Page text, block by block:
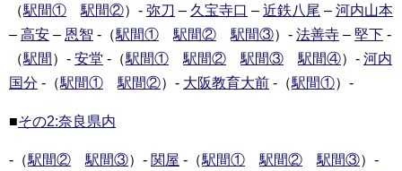
（駅間① 駅間②）- 弥刀 – 久宝寺口 – 近鉄八尾 – 河内山本
– 高安 – 恩智 -（駅間① 駅間② 駅間③）- 法善寺 – 堅下 -
（駅間 ）- 安堂 -（駅間① 駅間② 駅間③ 駅間④）- 河内
国分 -（駅間① 駅間②）- 大阪教育大前 -（駅間①）-
■その2:奈良県内
-（駅間② 駅間③）- 関屋 -（駅間① 駅間② 駅間③）-